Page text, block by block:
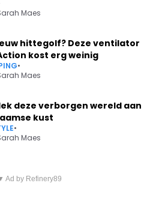
Maes
hittegolf? Deze ventilator
kost erg weinig
•
Maes
deze verborgen wereld aan
kust
•
Maes
VERHEYEN
Ad by Refinery89